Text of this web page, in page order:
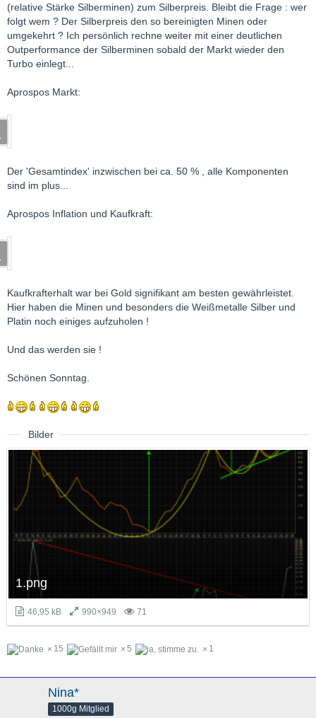
(relative Stärke Silberminen) zum Silberpreis. Bleibt die Frage : wer
folgt wem ? Der Silberpreis den so bereinigten Minen oder
umgekehrt ? Ich persönlich rechne weiter mit einer deutlichen
Outperformance der Silberminen sobald der Markt wieder den
Turbo einlegt...
Aprospos Markt:
Der 'Gesamtindex' inzwischen bei ca. 50 % , alle Komponenten
sind im plus...
Aprospos Inflation und Kaufkraft:
Kaufkrafterhalt war bei Gold signifikant am besten gewährleistet.
Hier haben die Minen und besonders die Weißmetalle Silber und
Platin noch einiges aufzuholen !
Und das werden sie !
Schönen Sonntag.
Bilder
1.png
46,95 kB 990×949 71
15 5 1
Nina*
1000g Mitglied